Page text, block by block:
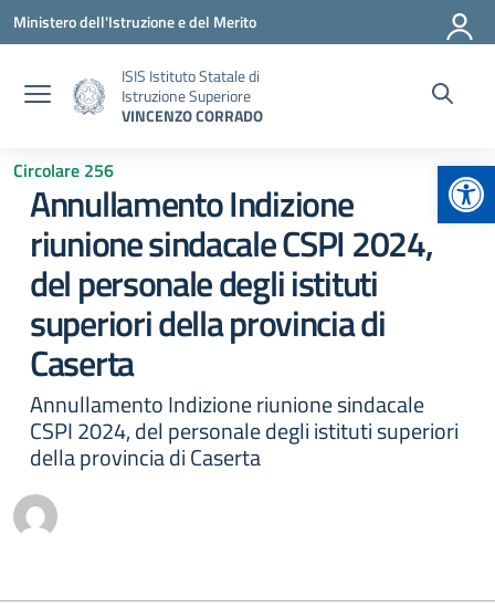
Vai ai contenuti
Vai al menu di navigazione
Vai al footer
Ministero dell'Istruzione e del Merito
ISIS Istituto Statale di
Istruzione Superiore
VINCENZO CORRADO
Circolare 256
Annullamento Indizione
riunione sindacale CSPI 2024,
del personale degli istituti
superiori della provincia di
Caserta
Annullamento Indizione riunione sindacale
CSPI 2024, del personale degli istituti superiori
della provincia di Caserta